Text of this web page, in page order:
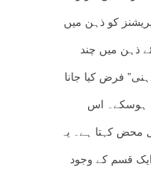
کو ذہن میں
ذہن میں چند
فرض کیا جانا
ہوسکے۔ اس
کہتا ہے۔ یہ
ایک قسم کے وجود